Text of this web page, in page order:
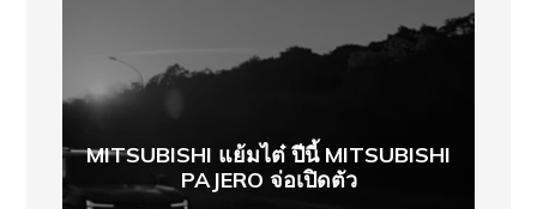
MITSUBISHI แย้มไต๋ ปีนี้ MITSUBISHI
PAJERO จ่อเปิดตัว